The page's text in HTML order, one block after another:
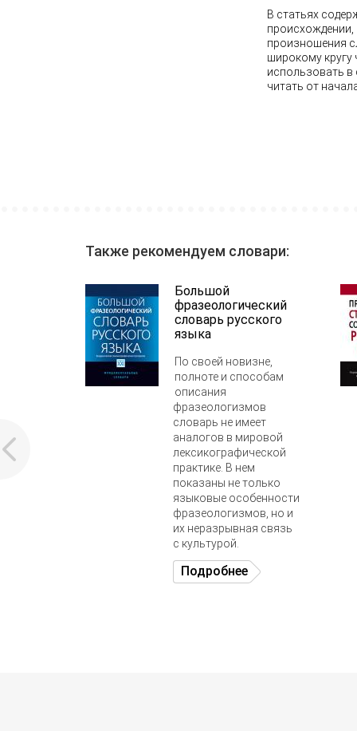
В статьях
происхождении,
произношения
широкому кругу
использовать в
читать от
Также рекомендуем словари:
Большой
фразеологический
словарь русского
языка
По своей новизне,
полноте и способам
описания
фразеологизмов
словарь не имеет
аналогов в мировой
лексикографической
практике. В нем
показаны не только
языковые особенности
фразеологизмов, но и
их неразрывная связь
с культурой.
Подробнее